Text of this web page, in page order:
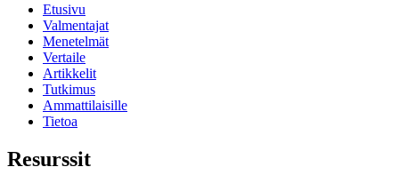
Etusivu
Valmentajat
Menetelmät
Vertaile
Artikkelit
Tutkimus
Ammattilaisille
Tietoa
Resurssit